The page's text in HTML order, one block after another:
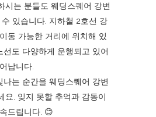
시는 분들도 웨딩스퀘어 강변
있습니다. 지하철 2호선 강
동 가능한 거리에 위치해 있
선도 다양하게 운행되고 있어
납니다.
나는 순간을 웨딩스퀘어 강변
요. 잊지 못할 추억과 감동이
드립니다. 😊